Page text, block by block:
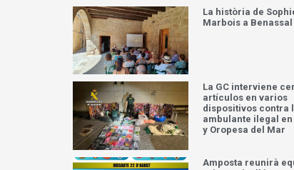
La història de
Marbois a Benassal
La GC interviene
artículos en varios
dispositivos contra
ambulante ilegal en
y Oropesa del Mar
Amposta reunirà